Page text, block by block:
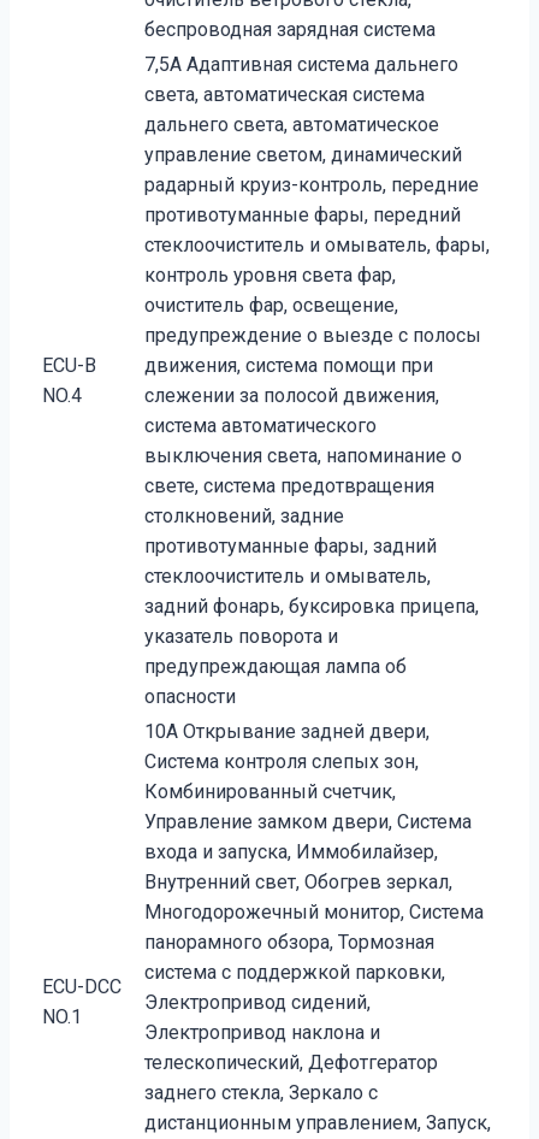
беспроводная зарядная система
ECU-B
NO.4
7,5A Адаптивная система дальнего
света, автоматическая система
дальнего света, автоматическое
управление светом, динамический
радарный круиз-контроль, передние
противотуманные фары, передний
стеклоочиститель и омыватель, фары,
контроль уровня света фар,
очиститель фар, освещение,
предупреждение о выезде с полосы
движения, система помощи при
слежении за полосой движения,
система автоматического
выключения света, напоминание о
свете, система предотвращения
столкновений, задние
противотуманные фары, задний
стеклоочиститель и омыватель,
задний фонарь, буксировка прицепа,
указатель поворота и
предупреждающая лампа об
опасности
ECU-DCC
NO.1
10A Открывание задней двери,
Система контроля слепых зон,
Комбинированный счетчик,
Управление замком двери, Система
входа и запуска, Иммобилайзер,
Внутренний свет, Обогрев зеркал,
Многодорожечный монитор, Система
панорамного обзора, Тормозная
система с поддержкой парковки,
Электропривод сидений,
Электропривод наклона и
телескопический, Дефотгератор
заднего стекла, Зеркало с
дистанционным управлением, Запуск,